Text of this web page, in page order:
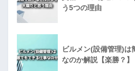
う5つの理由
ビルメン(設備管理)は
なのか解説【楽勝？】